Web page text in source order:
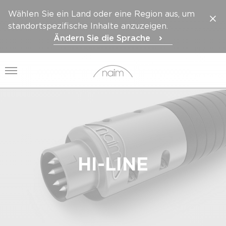
Wählen Sie ein Land oder eine Region aus, um
standortspezifische Inhalte anzuzeigen.
Ändern Sie die Sprache
Menü öffnen
HI-LINE